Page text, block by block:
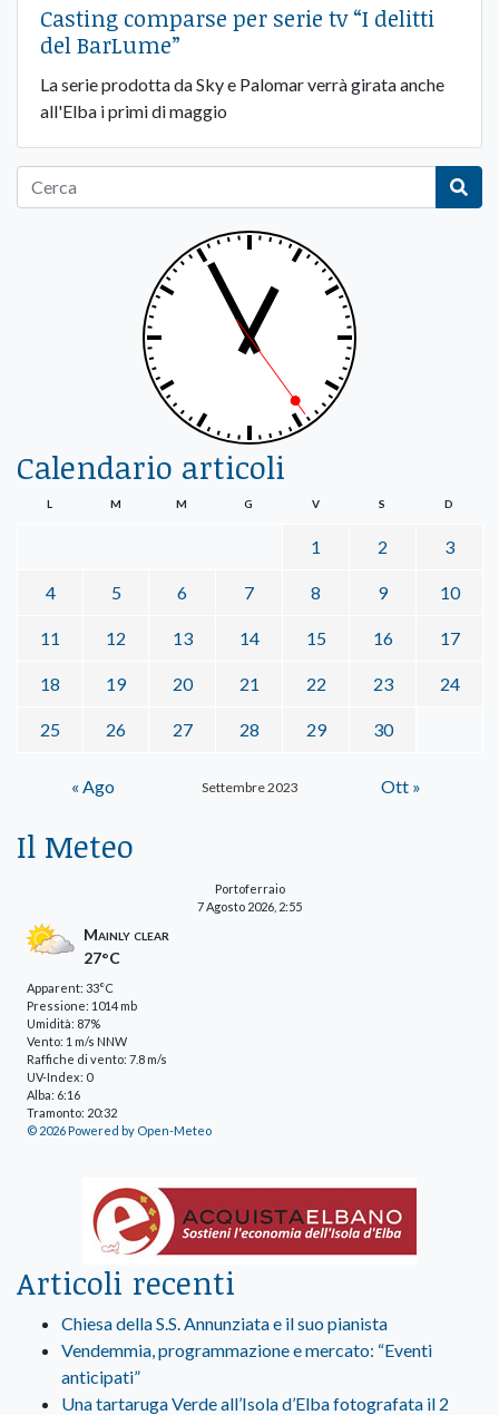
Casting comparse per serie tv “I delitti
del BarLume”
La serie prodotta da Sky e Palomar verrà girata anche
all'Elba i primi di maggio
Calendario articoli
Settembre 2023
L M M G V S D
1 2 3
4 5 6 7 8 9 10
11 12 13 14 15 16 17
18 19 20 21 22 23 24
25 26 27 28 29 30
« Ago Ott »
Il Meteo
Portoferraio
7 Agosto 2026, 2:55
Mainly clear
27°C
Apparent: 33°C
Pressione: 1014 mb
Umidità: 87%
Vento: 1 m/s NNW
Raffiche di vento: 7.8 m/s
UV-Index: 0
Alba: 6:16
Tramonto: 20:32
© 2026 Powered by Open-Meteo
Articoli recenti
Chiesa della S.S. Annunziata e il suo pianista
Vendemmia, programmazione e mercato: “Eventi
anticipati”
Una tartaruga Verde all’Isola d’Elba fotografata il 2